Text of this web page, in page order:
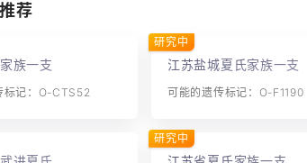
荐
族一支
标记：O-CTS52
江苏盐城夏氏家族一支
可能的遗传标记：O-F1190
研究中
研究中